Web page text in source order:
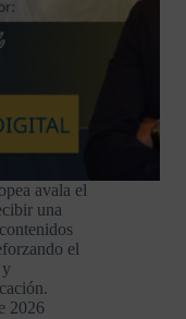
avala el
una
el
y
2026